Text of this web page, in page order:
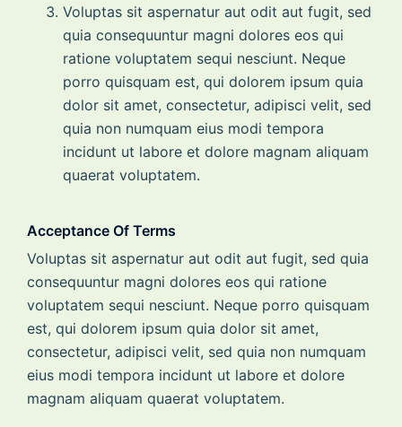
Voluptas sit aspernatur aut odit aut fugit, sed
quia consequuntur magni dolores eos qui
ratione voluptatem sequi nesciunt. Neque
porro quisquam est, qui dolorem ipsum quia
dolor sit amet, consectetur, adipisci velit, sed
quia non numquam eius modi tempora
incidunt ut labore et dolore magnam aliquam
quaerat voluptatem.
Acceptance Of Terms
Voluptas sit aspernatur aut odit aut fugit, sed quia
consequuntur magni dolores eos qui ratione
voluptatem sequi nesciunt. Neque porro quisquam
est, qui dolorem ipsum quia dolor sit amet,
consectetur, adipisci velit, sed quia non numquam
eius modi tempora incidunt ut labore et dolore
magnam aliquam quaerat voluptatem.